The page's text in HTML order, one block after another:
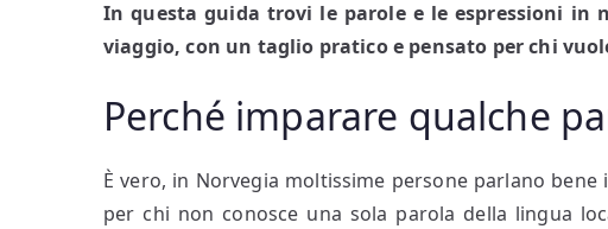
In questa guida trovi le parole e le espressioni in
viaggio, con un taglio pratico e pensato per chi
Perché imparare qualche
È vero, in Norvegia moltissime persone parlano
per chi non conosce una sola parola della lingua